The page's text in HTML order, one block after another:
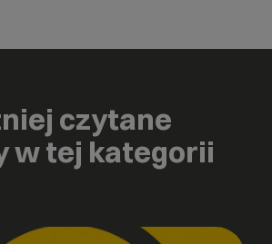
czytane
w tej kategorii